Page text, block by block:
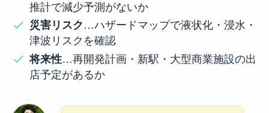
推計で減少予測がないか
災害リスク …ハザードマップで液状化・浸水・
津波リスクを確認
将来性…再開発計画・新駅・大型商業施設の出
店予定があるか